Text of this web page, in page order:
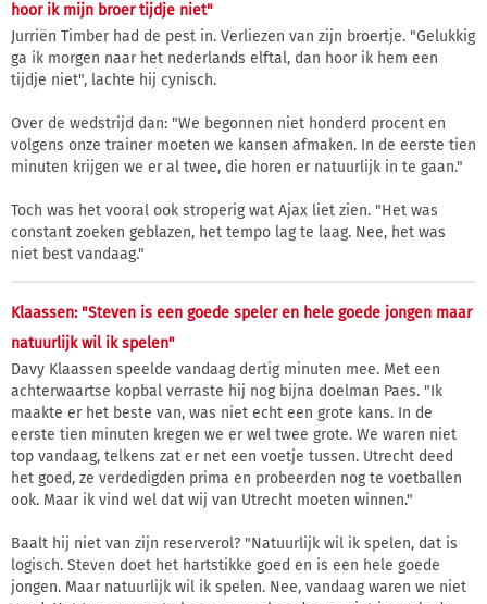
hoor ik mijn broer tijdje niet"
Jurriën Timber had de pest in. Verliezen van zijn broertje. "Gelukkig
ga ik morgen naar het nederlands elftal, dan hoor ik hem een
tijdje niet", lachte hij cynisch.
Over de wedstrijd dan: "We begonnen niet honderd procent en
volgens onze trainer moeten we kansen afmaken. In de eerste tien
minuten krijgen we er al twee, die horen er natuurlijk in te gaan."
Toch was het vooral ook stroperig wat Ajax liet zien. "Het was
constant zoeken geblazen, het tempo lag te laag. Nee, het was
niet best vandaag."
Klaassen: "Steven is een goede speler en hele goede jongen maar
natuurlijk wil ik spelen"
Davy Klaassen speelde vandaag dertig minuten mee. Met een
achterwaartse kopbal verraste hij nog bijna doelman Paes. "Ik
maakte er het beste van, was niet echt een grote kans. In de
eerste tien minuten kregen we er wel twee grote. We waren niet
top vandaag, telkens zat er net een voetje tussen. Utrecht deed
het goed, ze verdedigden prima en probeerden nog te voetballen
ook. Maar ik vind wel dat wij van Utrecht moeten winnen."
Baalt hij niet van zijn reserverol? "Natuurlijk wil ik spelen, dat is
logisch. Steven doet het hartstikke goed en is een hele goede
jongen. Maar natuurlijk wil ik spelen. Nee, vandaag waren we niet